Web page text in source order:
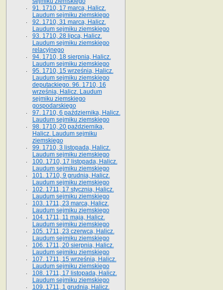
91. 1710, 17 marca, Halicz.
Laudum sejmiku ziemskiego
92. 1710, 31 marca, Halicz.
Laudum sejmiku ziemskiego
93. 1710, 28 lipca, Halicz.
Laudum sejmiku ziemskiego
relacyjnego
94. 1710, 18 sierpnia, Halicz.
Laudum sejmiku ziemskiego
95. 1710, 15 września, Halicz.
Laudum sejmiku ziemskiego
deputackiego. 96. 1710, 16
września, Halicz. Laudum
sejmiku ziemskiego
gospodarskiego
97. 1710, 6 października, Halicz.
Laudum sejmiku ziemskiego
98. 1710, 20 października,
Halicz. Laudum sejmiku
ziemskiego
99. 1710, 3 listopada, Halicz.
Laudum sejmiku ziemskiego
100. 1710, 17 listopada, Halicz.
Laudum sejmiku ziemskiego
101. 1710, 9 grudnia, Halicz.
Laudum sejmiku ziemskiego
102. 1711, 17 stycznia, Halicz.
Laudum sejmiku ziemskiego
103. 1711, 23 marca, Halicz.
Laudum sejmiku ziemskiego
104. 1711, 11 maja, Halicz.
Laudum sejmiku ziemskiego
105. 1711, 23 czerwca, Halicz.
Laudum sejmiku ziemskiego
106. 1711, 20 sierpnia, Halicz.
Laudum sejmiku ziemskiego
107. 1711, 15 września, Halicz.
Laudum sejmiku ziemskiego
108. 1711, 17 listopada, Halicz.
Laudum sejmiku ziemskiego
109. 1711, 1 grudnia, Halicz.